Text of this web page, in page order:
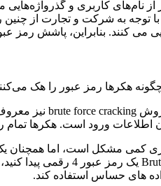
با توجه به شرکت و تجارت از
چگونه هکرها رمز عبور را هک
ورود است. هکرها تمام
های حساس استفاده کند.